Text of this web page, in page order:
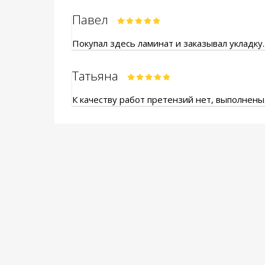
Павел
Покупал здесь ламинат и заказывал
Татьяна
К качеству работ претензий нет,